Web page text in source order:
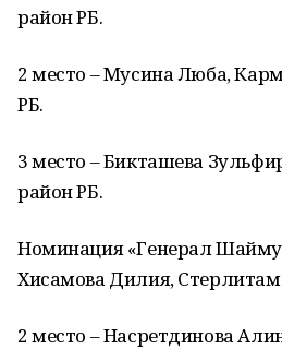
район РБ.
2 место – Мусина Люба,
РБ.
3 место – Бикташева
район РБ.
Номинация «Генерал
Хисамова Дилия,
2 место – Насретдинова